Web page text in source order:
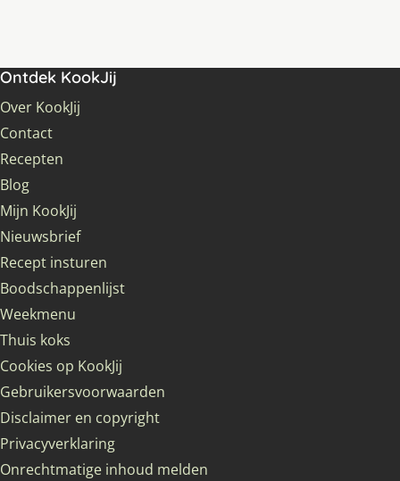
Ontdek KookJij
Over KookJij
Contact
Recepten
Blog
Mijn KookJij
Nieuwsbrief
Recept insturen
Boodschappenlijst
Weekmenu
Thuis koks
Cookies op KookJij
Gebruikersvoorwaarden
Disclaimer en copyright
Privacyverklaring
Onrechtmatige inhoud melden